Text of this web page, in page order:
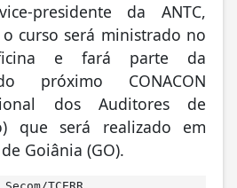
presidente da ANTC,
o curso será ministrado no
e fará parte da
próximo CONACON
dos Auditores de
que será realizado em
Goiânia (GO).